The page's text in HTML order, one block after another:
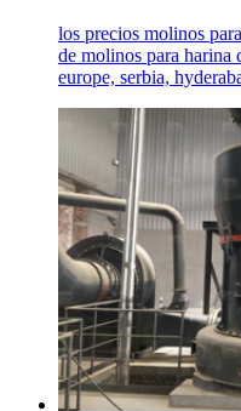
los precios molinos
de molinos para harina
europe, serbia,